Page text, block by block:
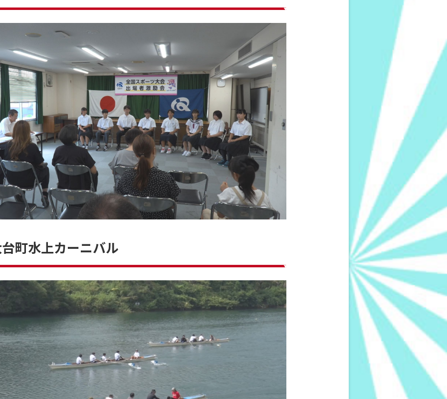
町水上カーニバル